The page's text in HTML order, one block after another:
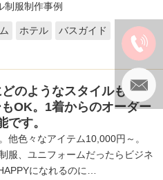
ーの流れ
合わせ
制服制作事例
ホテル
バスガイド
のようなスタイルも自由
OK。1着からのオーダー
です。
他色々なアイテム10,000円～。
服、ユニフォームだったらビジネ
になれるのに…